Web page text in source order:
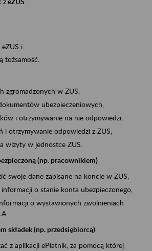
i
tożsamość.
zgromadzonych w ZUS,
ubezpieczeniowych,
i otrzymywanie na nie odpowiedzi,
i otrzymywanie odpowiedzi z ZUS,
wizyty w jednostce ZUS.
(np. pracownikiem)
swoje dane zapisane na koncie w ZUS,
o stanie konta ubezpieczonego,
o wystawionych zwolnieniach
składek (np. przedsiębiorcą)
z aplikacji ePłatnik, za pomocą której